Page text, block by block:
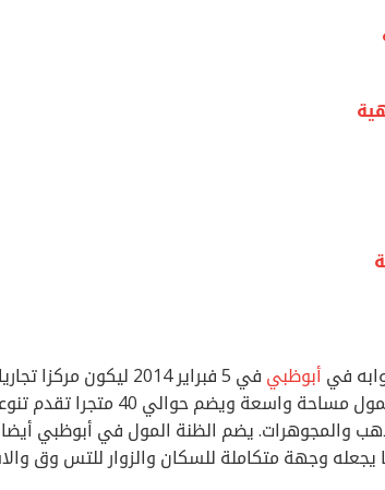
في أبوظبي
في 5 فبراير 2014
والسكنية. يغطي المول
والمجوهرات. يضم الظنة المول في أبوظبي
يجعله وجهة متكاملة للسكان والزوار للتس وق